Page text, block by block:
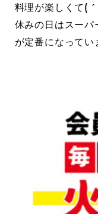
料理が楽しくて(
休みの日はスーパ
が定番になってい